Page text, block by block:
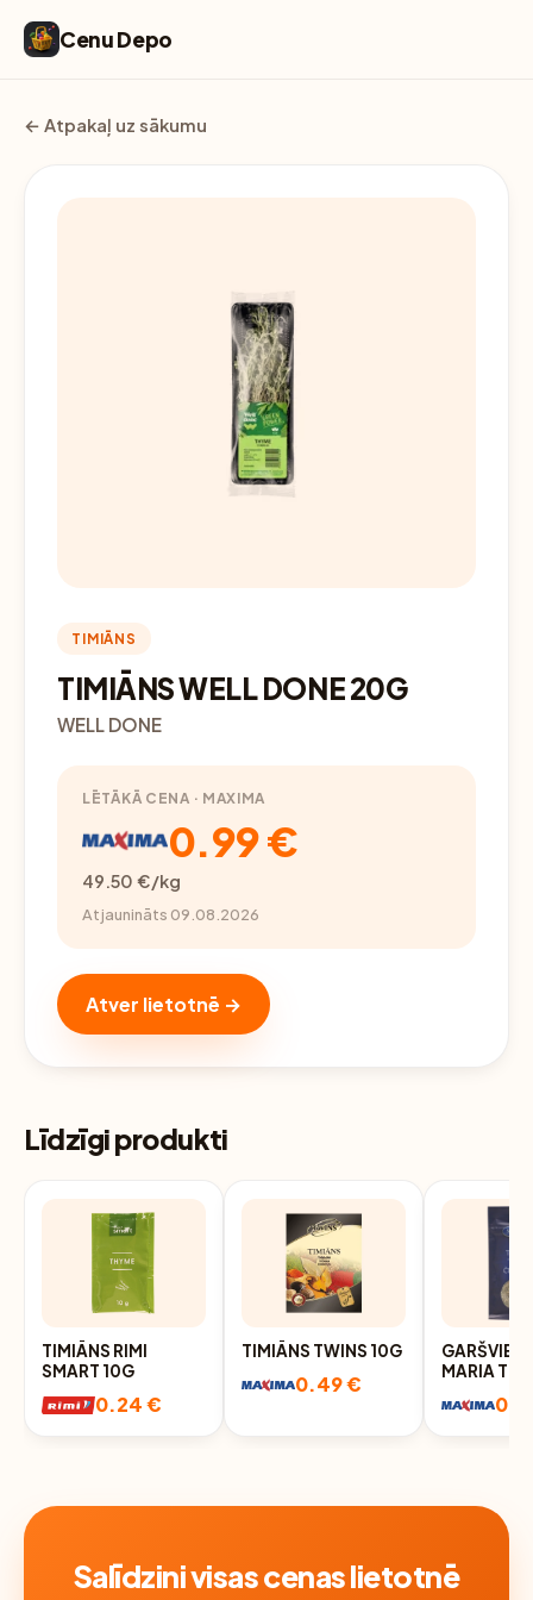
Cenu Depo
← Atpakaļ uz sākumu
TIMIĀNS
TIMIĀNS WELL DONE 20G
WELL DONE
LĒTĀKĀ CENA · MAXIMA
0.99 €
49.50 €/kg
Atjaunināts 09.08.2026
Atver lietotnē →
Līdzīgi produkti
TIMIĀNS RIMI
SMART 10G
0.24 €
TIMIĀNS TWINS 10G
0.49 €
MARIA
Salīdzini visas cenas lietotnē